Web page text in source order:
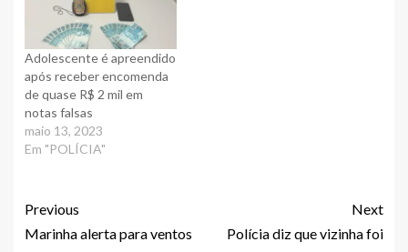
Adolescente é apreendido
após receber encomenda
de quase R$ 2 mil em
notas falsas
maio 13, 2023
Em "POLÍCIA"
Previous
Marinha alerta para ventos
Next
Polícia diz que vizinha foi